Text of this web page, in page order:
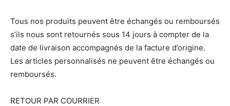
Tous nos produits peuvent être échangés ou remboursés
s’ils nous sont retournés sous 14 jours à compter de la
date de livraison accompagnés de la facture d’origine.
Les articles personnalisés ne peuvent être échangés ou
remboursés.
RETOUR PAR COURRIER